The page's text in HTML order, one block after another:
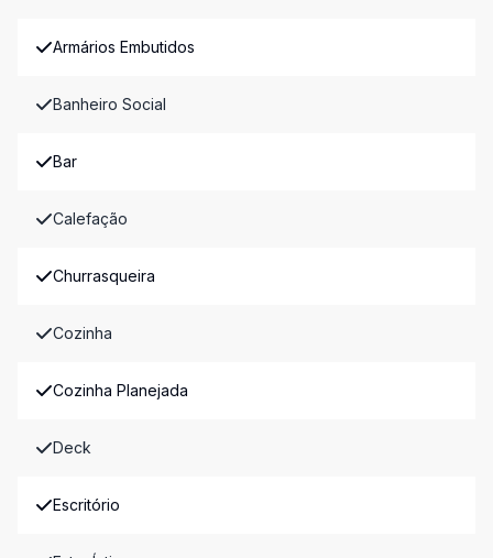
Armários Embutidos
Banheiro Social
Bar
Calefação
Churrasqueira
Cozinha
Cozinha Planejada
Deck
Escritório